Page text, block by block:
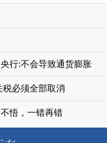
行:不会导致通货膨胀
必须全部取消
悟，一错再错